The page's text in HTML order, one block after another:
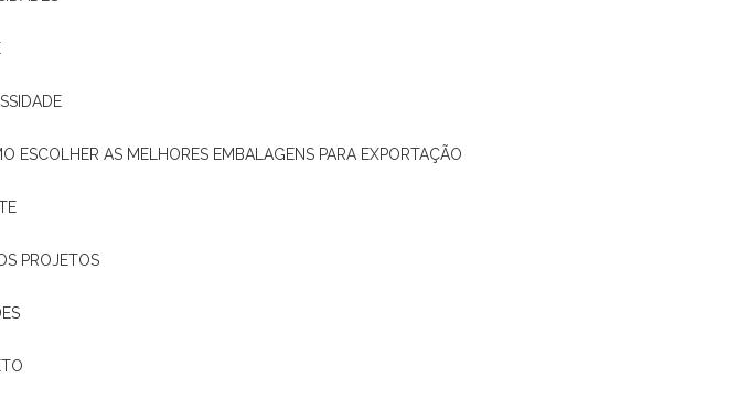
ESCOLHER AS MELHORES EMBALAGENS PARA EXPORTAÇÃO
PROJETOS